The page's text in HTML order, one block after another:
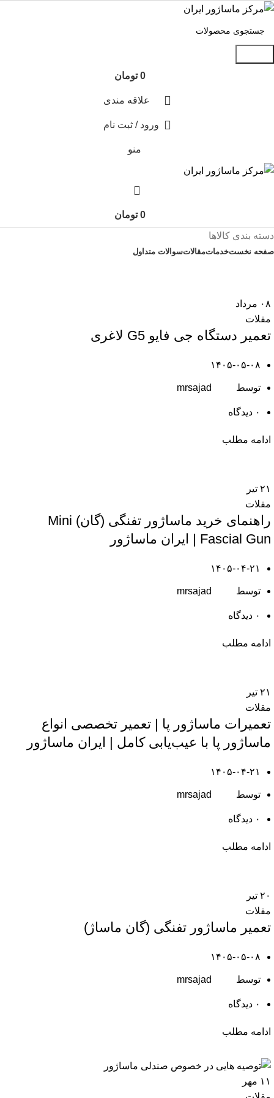
0 تومان
علاقه مندی
ورود / ثبت نام
منو
0 تومان
دسته بندی کالاها
صفحه نخستخدماتمقالاتسوالات متداول
۰۸ مرداد
مقلات
تعمیر دستگاه جی فایو G5 لاغری
۱۴۰۵-۰۵-۰۸
توسط mrsajad
۰ دیدگاه
ادامه مطلب
۲۱ تیر
مقلات
راهنمای خرید ماساژور تفنگی (گان) Mini
Fascial Gun | ایران ماساژور
۱۴۰۵-۰۴-۲۱
توسط mrsajad
۰ دیدگاه
ادامه مطلب
۲۱ تیر
مقلات
تعمیرات ماساژور پا | تعمیر تخصصی انواع
ماساژور پا با عیب‌یابی کامل | ایران ماساژور
۱۴۰۵-۰۴-۲۱
توسط mrsajad
۰ دیدگاه
ادامه مطلب
۲۰ تیر
مقلات
تعمیر ماساژور تفنگی (گان ماساژ)
۱۴۰۵-۰۵-۰۸
توسط mrsajad
۰ دیدگاه
ادامه مطلب
۱۱ مهر